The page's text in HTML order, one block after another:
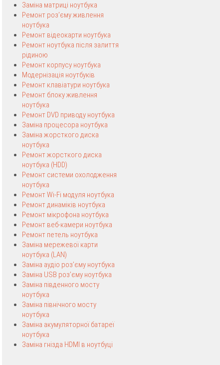
Заміна матриці ноутбука
Ремонт роз’єму живлення
ноутбука
Ремонт відеокарти ноутбука
Ремонт ноутбука після залиття
рідиною
Ремонт корпусу ноутбука
Модернізація ноутбуків
Ремонт клавіатури ноутбука
Ремонт блоку живлення
ноутбука
Ремонт DVD приводу ноутбука
Заміна процесора ноутбука
Заміна жорсткого диска
ноутбука
Ремонт жорсткого диска
ноутбука (HDD)
Ремонт системи охолодження
ноутбука
Ремонт Wi-Fi модуля ноутбука
Ремонт динаміків ноутбука
Ремонт мікрофона ноутбука
Ремонт веб-камери ноутбука
Ремонт петель ноутбука
Заміна мережевої карти
ноутбука (LAN)
Заміна аудіо роз’єму ноутбука
Заміна USB роз’єму ноутбука
Заміна південного мосту
ноутбука
Заміна північного мосту
ноутбука
Заміна акумуляторної батареї
ноутбука
Заміна гнізда HDMI в ноутбуці